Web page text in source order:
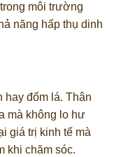
môi trường
năng hấp thụ dinh
hay đốm lá. Thân
mà không lo hư
giá trị kinh tế mà
khi chăm sóc.